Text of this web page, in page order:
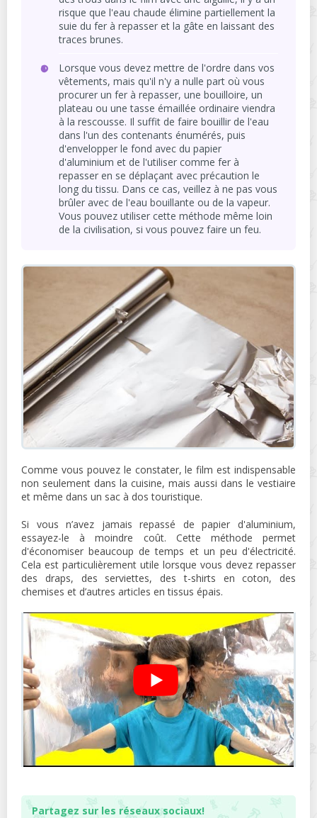
risque que l'eau chaude élimine partiellement la
suie du fer à repasser et la gâte en laissant des
traces brunes.
Lorsque vous devez mettre de l'ordre dans vos
vêtements, mais qu'il n'y a nulle part où vous
procurer un fer à repasser, une bouilloire, un
plateau ou une tasse émaillée ordinaire viendra
à la rescousse. Il suffit de faire bouillir de l'eau
dans l'un des contenants énumérés, puis
d'envelopper le fond avec du papier
d'aluminium et de l'utiliser comme fer à
repasser en se déplaçant avec précaution le
long du tissu. Dans ce cas, veillez à ne pas vous
brûler avec de l'eau bouillante ou de la vapeur.
Vous pouvez utiliser cette méthode même loin
de la civilisation, si vous pouvez faire un feu.
Comme vous pouvez le constater, le film est indispensable
non seulement dans la cuisine, mais aussi dans le vestiaire
et même dans un sac à dos touristique.
Si vous n’avez jamais repassé de papier d'aluminium,
essayez-le à moindre coût. Cette méthode permet
d'économiser beaucoup de temps et un peu d'électricité.
Cela est particulièrement utile lorsque vous devez repasser
des draps, des serviettes, des t-shirts en coton, des
chemises et d’autres articles en tissus épais.
Partagez sur les réseaux sociaux!